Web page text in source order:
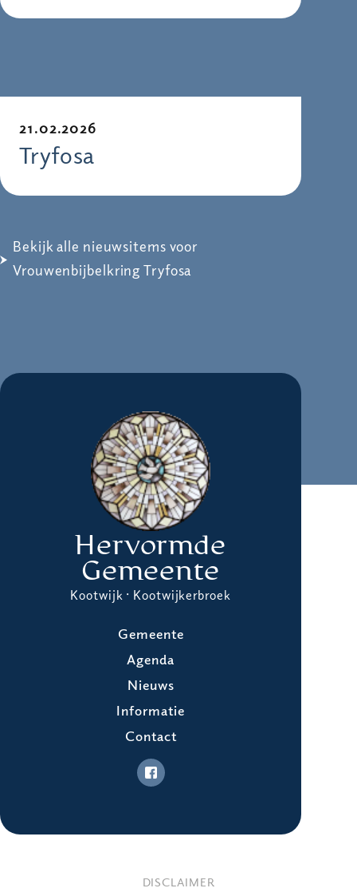
21.02.2026
Tryfosa
Bekijk alle nieuwsitems voor
Vrouwenbijbelkring Tryfosa
Hervormde
Gemeente
Kootwijk · Kootwijkerbroek
Gemeente
Agenda
Nieuws
Informatie
Contact
DISCLAIMER